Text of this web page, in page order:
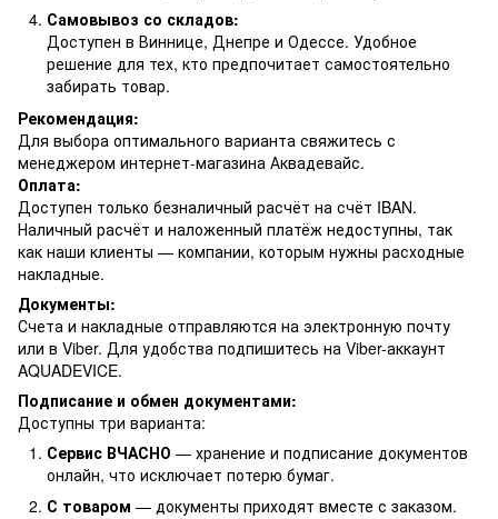
Самовывоз со складов:
Доступен в Виннице, Днепре и Одессе. Удобное
решение для тех, кто предпочитает самостоятельно
забирать товар.
Рекомендация:
Для выбора оптимального варианта свяжитесь с
менеджером интернет-магазина Аквадевайс.
Оплата:
Доступен только безналичный расчёт на счёт IBAN.
Наличный расчёт и наложенный платёж недоступны, так
как наши клиенты — компании, которым нужны расходные
накладные.
Документы:
Счета и накладные отправляются на электронную почту
или в Viber. Для удобства подпишитесь на Viber-аккаунт
AQUADEVICE.
Подписание и обмен документами:
Доступны три варианта:
Сервис ВЧАСНО — хранение и подписание документов
онлайн, что исключает потерю бумаг.
С товаром — документы приходят вместе с заказом.